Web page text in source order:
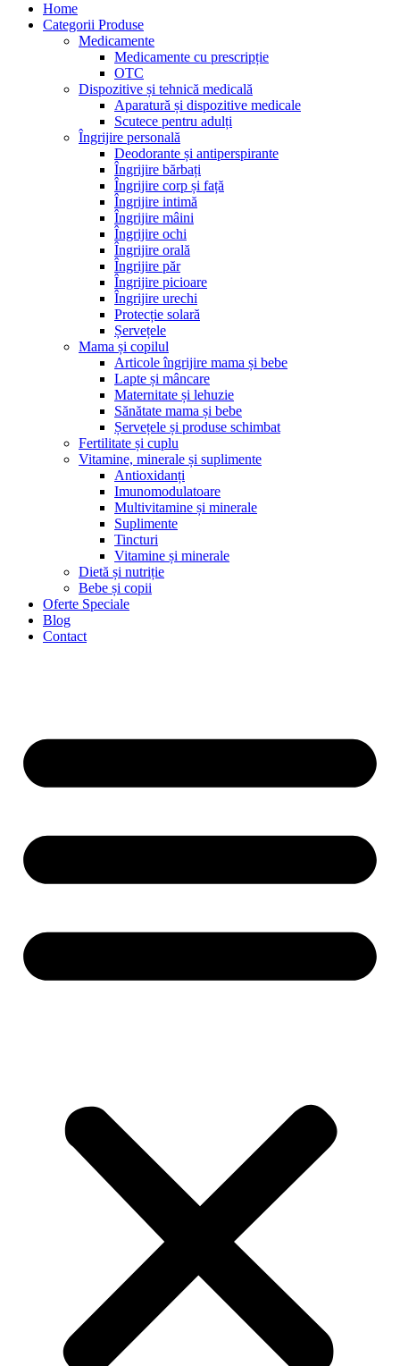
Home
Categorii Produse
Medicamente
Medicamente cu prescripție
OTC
Dispozitive și tehnică medicală
Aparatură și dispozitive medicale
Scutece pentru adulți
Îngrijire personală
Deodorante și antiperspirante
Îngrijire bărbați
Îngrijire corp și față
Îngrijire intimă
Îngrijire mâini
Îngrijire ochi
Îngrijire orală
Îngrijire păr
Îngrijire picioare
Îngrijire urechi
Protecție solară
Șervețele
Mama și copilul
Articole îngrijire mama și bebe
Lapte și mâncare
Maternitate și lehuzie
Sănătate mama și bebe
Șervețele și produse schimbat
Fertilitate și cuplu
Vitamine, minerale și suplimente
Antioxidanți
Imunomodulatoare
Multivitamine și minerale
Suplimente
Tincturi
Vitamine și minerale
Dietă și nutriție
Bebe și copii
Oferte Speciale
Blog
Contact